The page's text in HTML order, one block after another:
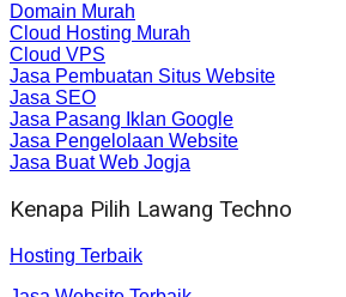
Domain Murah
Cloud Hosting Murah
Cloud VPS
Jasa Pembuatan Situs Website
Jasa SEO
Jasa Pasang Iklan Google
Jasa Pengelolaan Website
Jasa Buat Web Jogja
Kenapa Pilih Lawang Techno
Hosting Terbaik